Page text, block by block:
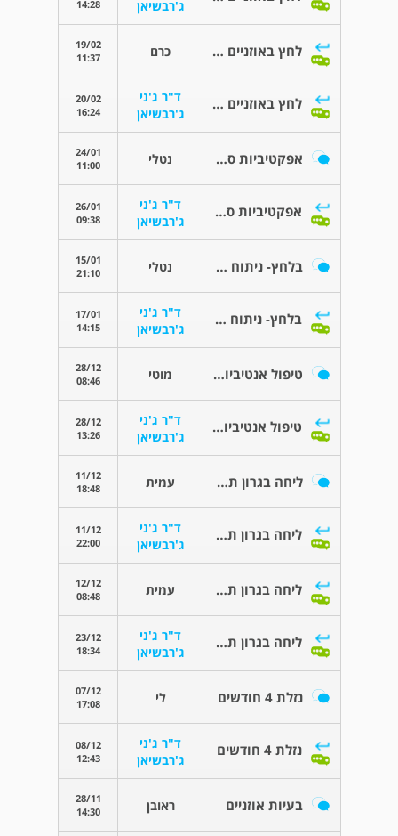
ג'רבשיאן 14:28
לחץ באוזניים בטיסה אצל ילדים כרם
19/02
11:37
לחץ באוזניים בטיסה אצל ילדים
ד"ר ג'ני
ג'רבשיאן
20/02
16:24
אפקטיביות סטרונאז- ילדה בת 6 נטלי
24/01
11:00
אפקטיביות סטרונאז- ילדה בת 6
ד"ר ג'ני
ג'רבשיאן
26/01
09:38
בלחץ- ניתוח שקדים!!!! נטלי
15/01
21:10
בלחץ- ניתוח שקדים!!!!
ד"ר ג'ני
ג'רבשיאן
17/01
14:15
טיפול אנטיביוטי ארוך טווח מוטי
28/12
08:46
טיפול אנטיביוטי ארוך טווח
ד"ר ג'ני
ג'רבשיאן
28/12
13:26
ליחה בגרון תמיד עמית
11/12
18:48
ליחה בגרון תמיד
ד"ר ג'ני
ג'רבשיאן
11/12
22:00
ליחה בגרון תמיד עמית
12/12
08:48
ליחה בגרון תמיד
ד"ר ג'ני
ג'רבשיאן
23/12
18:34
נזלת 4 חודשים לי
07/12
17:08
נזלת 4 חודשים
ד"ר ג'ני
ג'רבשיאן
08/12
12:43
בעיות אוזניים ראובן
28/11
14:30